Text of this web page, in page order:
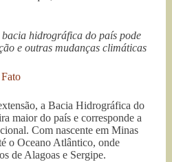
hidrográfica do país pode
e outras mudanças climáticas
a Bacia Hidrográfica do
maior do país e corresponde a
Com nascente em Minas
o Oceano Atlântico, onde
de Alagoas e Sergipe.